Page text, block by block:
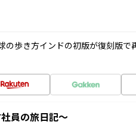
の歩き方インドの初版が復刻版
員の旅日記～